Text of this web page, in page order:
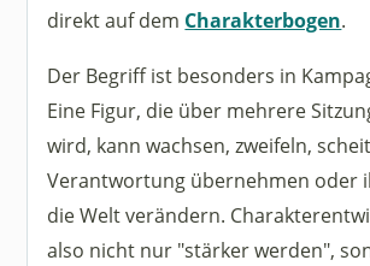
direkt auf dem Charakterbogen.
Der Begriff ist besonders in
Eine Figur, die über mehrere
wird, kann wachsen, zweifeln,
Verantwortung übernehmen oder
die Welt verändern.
also nicht nur "stärker werden",